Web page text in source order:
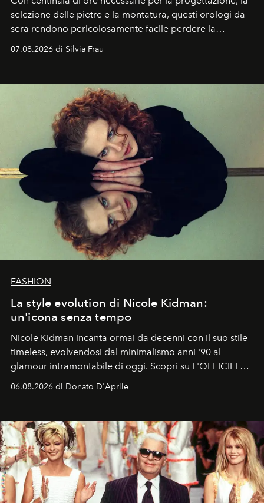
selezione delle pietre e la montatura, questi orologi da
sera rendono pericolosamente facile perdere la
07.08.2026 di Silvia Frau
FASHION
La style evolution di Nicole Kidman:
un'icona senza tempo
Nicole Kidman incanta ormai da decenni con il suo stile
timeless, evolvendosi dal minimalismo anni '90 al
glamour intramontabile di oggi. Scopri su L'OFFICIEL
06.08.2026 di Donato D'Aprile